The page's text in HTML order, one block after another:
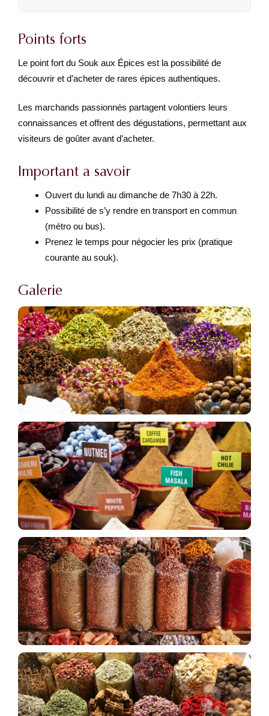
Points forts
Le point fort du Souk aux Épices est la possibilité de
découvrir et d’acheter de rares épices authentiques.
Les marchands passionnés partagent volontiers leurs
connaissances et offrent des dégustations, permettant aux
visiteurs de goûter avant d’acheter.
Important a savoir
Ouvert du lundi au dimanche de 7h30 à 22h.
Possibilité de s’y rendre en transport en commun
(métro ou bus).
Prenez le temps pour négocier les prix (pratique
courante au souk).
Galerie